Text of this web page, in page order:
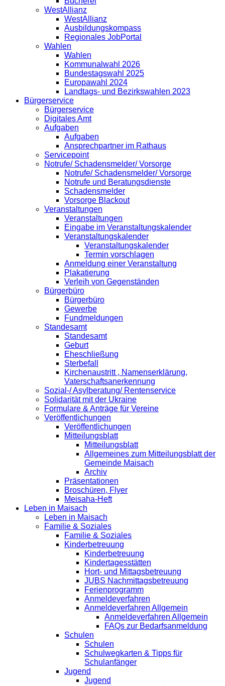
WestAllianz
WestAllianz
Ausbildungskompass
Regionales JobPortal
Wahlen
Wahlen
Kommunalwahl 2026
Bundestagswahl 2025
Europawahl 2024
Landtags- und Bezirkswahlen 2023
Bürgerservice
Bürgerservice
Digitales Amt
Aufgaben
Aufgaben
Ansprechpartner im Rathaus
Servicepoint
Notrufe/ Schadensmelder/ Vorsorge
Notrufe/ Schadensmelder/ Vorsorge
Notrufe und Beratungsdienste
Schadensmelder
Vorsorge Blackout
Veranstaltungen
Veranstaltungen
Eingabe im Veranstaltungskalender
Veranstaltungskalender
Veranstaltungskalender
Termin vorschlagen
Anmeldung einer Veranstaltung
Plakatierung
Verleih von Gegenständen
Bürgerbüro
Bürgerbüro
Gewerbe
Fundmeldungen
Standesamt
Standesamt
Geburt
Eheschließung
Sterbefall
Kirchenaustritt , Namenserklärung,
Vaterschaftsanerkennung
Sozial-/ Asylberatung/ Rentenservice
Solidarität mit der Ukraine
Formulare & Anträge für Vereine
Veröffentlichungen
Veröffentlichungen
Mitteilungsblatt
Mitteilungsblatt
Allgemeines zum Mitteilungsblatt der
Gemeinde Maisach
Archiv
Präsentationen
Broschüren, Flyer
Meisaha-Heft
Leben in Maisach
Leben in Maisach
Familie & Soziales
Familie & Soziales
Kinderbetreuung
Kinderbetreuung
Kindertagesstätten
Hort- und Mittagsbetreuung
JUBS Nachmittagsbetreuung
Ferienprogramm
Anmeldeverfahren
Anmeldeverfahren Allgemein
Anmeldeverfahren Allgemein
FAQs zur Bedarfsanmeldung
Schulen
Schulen
Schulwegkarten & Tipps für
Schulanfänger
Jugend
Jugend